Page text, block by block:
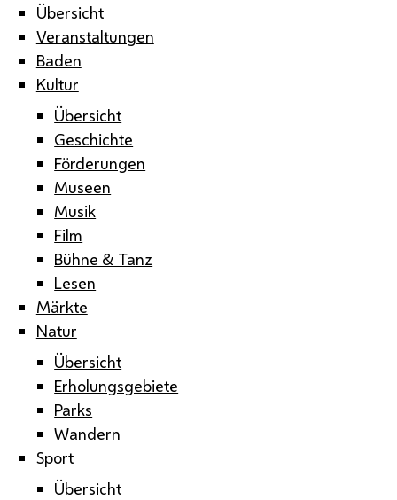
Übersicht
Veranstaltungen
Baden
Kultur
Übersicht
Geschichte
Förderungen
Museen
Musik
Film
Bühne & Tanz
Lesen
Märkte
Natur
Übersicht
Erholungsgebiete
Parks
Wandern
Sport
Übersicht